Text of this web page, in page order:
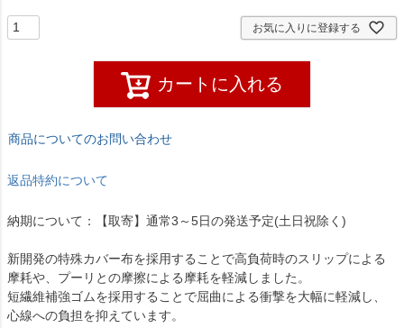
お気に入りに登録する
カートに入れる
商品についてのお問い合わせ
返品特約について
納期について：【取寄】通常3～5日の発送予定(土日祝除く)
新開発の特殊カバー布を採用することで高負荷時のスリップによる
摩耗や、プーリとの摩擦による摩耗を軽減しました。
短繊維補強ゴムを採用することで屈曲による衝撃を大幅に軽減し、
心線への負担を抑えています。